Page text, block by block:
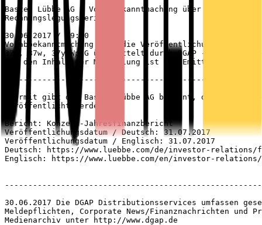
Bastei Lübbe AG / Vorabbekanntmachung über die
Rechnungslegungsberichten
30.06.2017 / 09:00
Vorabbekanntmachung über die Veröffentlichung von
37v, 37w, 37y WpHG übermittelt durch DGAP - ein Service
Für den Inhalt der Mitteilung ist der Emittent
Hiermit gibt die Bastei Lübbe AG bekannt, dass
veröffentlicht werden:
Bericht: Konzern-Jahresfinanzbericht
Veröffentlichungsdatum / Deutsch: 31.07.2017
Veröffentlichungsdatum / Englisch: 31.07.2017
Deutsch: https://www.luebbe.com/de/investor-relations/
Englisch: https://www.luebbe.com/en/investor-
30.06.2017 Die DGAP Distributionsservices umfassen
Meldepflichten, Corporate News/Finanznachrichten und
Medienarchiv unter http://www.dgap.de